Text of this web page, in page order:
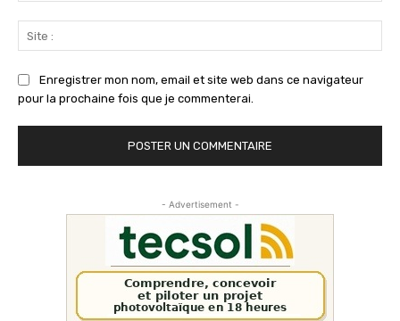
Enregistrer mon nom, email et site web dans ce navigateur
pour la prochaine fois que je commenterai.
- Advertisement -